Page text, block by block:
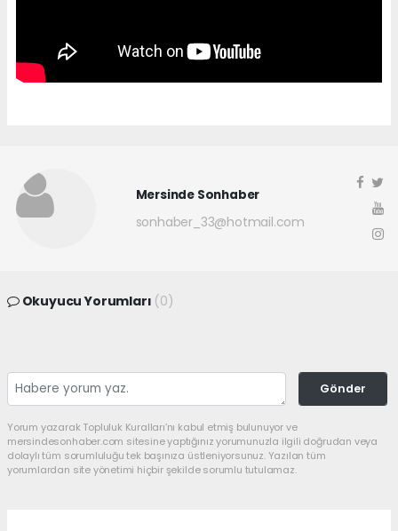
Mersinde Sonhaber
sonhaber_33@hotmail.com
Okuyucu Yorumları (0)
Gönder
Yorum yazarak Topluluk Kuralları’nı kabul etmiş bulunuyor ve
mersindesonhaber.com sitesine yaptığınız yorumunuzla ilgili doğrudan veya
dolaylı tüm sorumluluğu tek başınıza üstleniyorsunuz. Yazılan tüm
yorumlardan site yönetimi hiçbir şekilde sorumlu tutulamaz.